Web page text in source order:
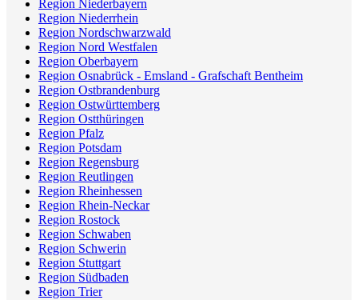
Region Niederbayern
Region Niederrhein
Region Nordschwarzwald
Region Nord Westfalen
Region Oberbayern
Region Osnabrück - Emsland - Grafschaft Bentheim
Region Ostbrandenburg
Region Ostwürttemberg
Region Ostthüringen
Region Pfalz
Region Potsdam
Region Regensburg
Region Reutlingen
Region Rheinhessen
Region Rhein-Neckar
Region Rostock
Region Schwaben
Region Schwerin
Region Stuttgart
Region Südbaden
Region Trier